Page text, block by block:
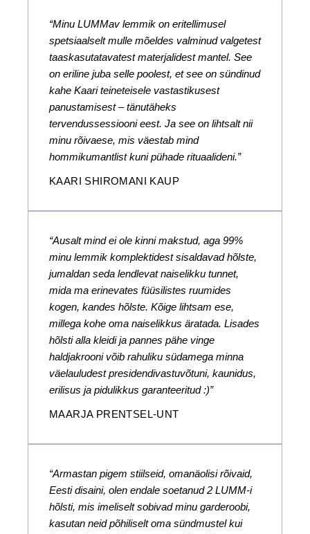
“Minu LUMMav lemmik on eritellimusel
spetsiaalselt mulle mõeldes valminud valgetest
taaskasutatavatest materjalidest mantel. See
on eriline juba selle poolest, et see on sündinud
kahe Kaari teineteisele vastastikusest
panustamisest – tänutäheks
tervendussessiooni eest. Ja see on lihtsalt nii
minu rõivaese, mis väestab mind
hommikumantlist kuni pühade rituaalideni.”
KAARI SHIROMANI KAUP
“Ausalt mind ei ole kinni makstud, aga 99%
minu lemmik komplektidest sisaldavad hõlste,
jumaldan seda lendlevat naiselikku tunnet,
mida ma erinevates füüsilistes ruumides
kogen, kandes hõlste. Kõige lihtsam ese,
millega kohe oma naiselikkus äratada. Lisades
hõlsti alla kleidi ja pannes pähe vinge
haldjakrooni võib rahuliku südamega minna
väelauludest presidendivastuvõtuni, kaunidus,
erilisus ja pidulikkus garanteeritud :)”
MAARJA PRENTSEL-UNT
“Armastan pigem stiilseid, omanäolisi rõivaid,
Eesti disaini, olen endale soetanud 2 LUMM-i
hõlsti, mis imeliselt sobivad minu garderoobi,
kasutan neid põhiliselt oma sündmustel kui